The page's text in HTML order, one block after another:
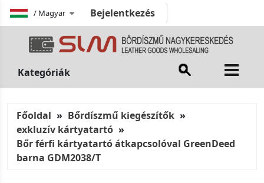
/ Magyar Bejelentkezés
Kategóriák
Főoldal
Bőrdíszmű kiegészítők
exkluzív kártyatartó
Bőr férfi kártyatartó átkapcsolóval GreenDeed
barna GDM2038/T